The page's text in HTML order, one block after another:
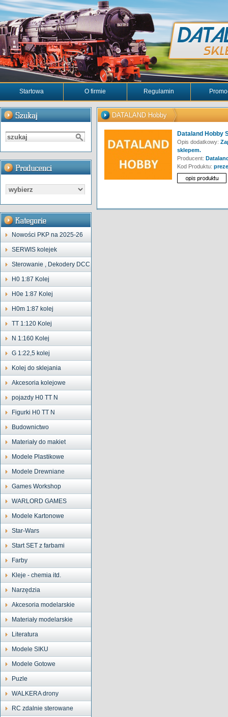
Startowa O firmie Regulamin
Nowości PKP na 2025-26
SERWIS kolejek
Sterowanie , Dekodery DCC
H0 1:87 Kolej
H0e 1:87 Kolej
H0m 1:87 kolej
TT 1:120 Kolej
N 1:160 Kolej
G 1:22,5 kolej
Kolej do sklejania
Akcesoria kolejowe
pojazdy H0 TT N
Figurki H0 TT N
Budownictwo
Materiały do makiet
Modele Plastikowe
Modele Drewniane
Games Workshop
WARLORD GAMES
Modele Kartonowe
Star-Wars
Start SET z farbami
Farby
Kleje - chemia itd.
Narzędzia
Akcesoria modelarskie
Materiały modelarskie
Literatura
Modele SIKU
Modele Gotowe
Puzle
WALKERA drony
RC zdalnie sterowane
DATALAND Hobby
Dataland Hobby
Opis dodatkowy:
sklepem.
Producent:
Kod Produktu: